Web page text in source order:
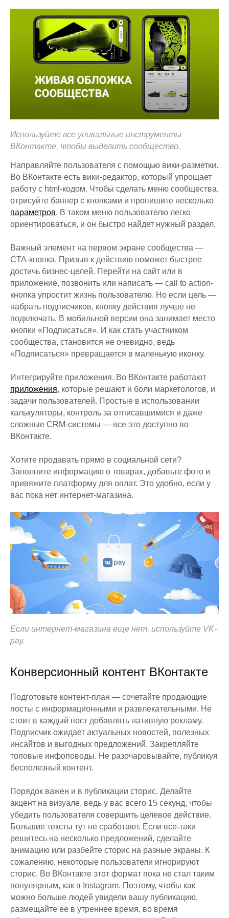
Используйте все уникальные инструменты
ВКонтакте, чтобы выделить сообщество.
Направляйте пользователя с помощью вики-разметки.
Во ВКонтакте есть вики-редактор, который упрощает
работу с html-кодом. Чтобы сделать меню сообщества,
отрисуйте баннер с кнопками и пропишите несколько
параметров. В таком меню пользователю легко
ориентироваться, и он быстро найдет нужный раздел.
Важный элемент на первом экране сообщества —
CTA-кнопка. Призыв к действию поможет быстрее
достичь бизнес-целей. Перейти на сайт или в
приложение, позвонить или написать — call to action-
кнопка упростит жизнь пользователю. Но если цель —
набрать подписчиков, кнопку действия лучше не
подключать. В мобильной версии она занимает место
кнопки «Подписаться». И как стать участником
сообщества, становится не очевидно, ведь
«Подписаться» превращается в маленькую иконку.
Интегрируйте приложения. Во ВКонтакте работают
приложения, которые решают и боли маркетологов, и
задачи пользователей. Простые в использовании
калькуляторы, контроль за отписавшимися и даже
сложные CRM-системы — все это доступно во
ВКонтакте.
Хотите продавать прямо в социальной сети?
Заполните информацию о товарах, добавьте фото и
привяжите платформу для оплат. Это удобно, если у
вас пока нет интернет-магазина.
Если интернет-магазина еще нет, используйте VK-
pay.
Конверсионный контент ВКонтакте
Подготовьте контент-план — сочетайте продающие
посты с информационными и развлекательными. Не
стоит в каждый пост добавлять нативную рекламу.
Подписчик ожидает актуальных новостей, полезных
инсайтов и выгодных предложений. Закрепляйте
топовые инфоповоды. Не разочаровывайте, публикуя
бесполезный контент.
Порядок важен и в публикации сторис. Делайте
акцент на визуале, ведь у вас всего 15 секунд, чтобы
убедить пользователя совершить целевое действие.
Большие тексты тут не сработают. Если все-таки
решитесь на несколько предложений, сделайте
анимацию или разбейте сторис на разные экраны. К
сожалению, некоторые пользователи игнорируют
сторис. Во ВКонтакте этот формат пока не стал таким
популярным, как в Instagram. Поэтому, чтобы как
можно больше людей увидели вашу публикацию,
размещайте ее в утреннее время, во время